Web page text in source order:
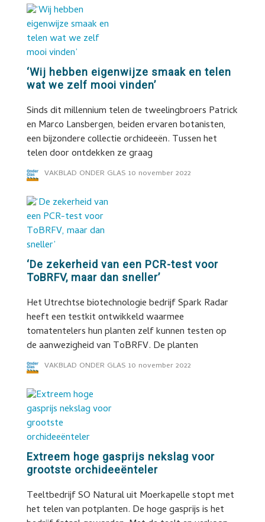
‘Wij hebben eigenwijze smaak en telen
wat we zelf mooi vinden’
Sinds dit millennium telen de tweelingbroers Patrick
en Marco Lansbergen, beiden ervaren botanisten,
een bijzondere collectie orchideeën. Tussen het
telen door ontdekken ze graag
VAKBLAD ONDER GLAS 10 november 2022
‘De zekerheid van een PCR-test voor
ToBRFV, maar dan sneller’
Het Utrechtse biotechnologie bedrijf Spark Radar
heeft een testkit ontwikkeld waarmee
tomatentelers hun planten zelf kunnen testen op
de aanwezigheid van ToBRFV. De planten
VAKBLAD ONDER GLAS 10 november 2022
Extreem hoge gasprijs nekslag voor
grootste orchideeënteler
Teeltbedrijf SO Natural uit Moerkapelle stopt met
het telen van potplanten. De hoge gasprijs is het